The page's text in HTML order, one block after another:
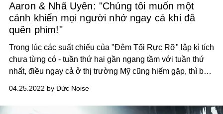
Aaron & Nhã Uyên: "Chúng tôi muốn một
cảnh khiến mọi người nhớ ngay cả khi đã
quên phim!"
Trong lúc các suất chiếu của "Đêm Tối Rực Rỡ" lập kì tích
chưa từng có - tuần thứ hai gần ngang tầm với tuần thứ
nhất, điều ngay cả ở thị trường Mỹ cũng hiếm gặp, thì bản
đồng biên kịch gây chú ý nhất ở thời điểm này, đã nung
nấu ý định "tươi sáng hơn" cho đứa con tinh thần thứ hai.
04.25.2022 by Đức Noise